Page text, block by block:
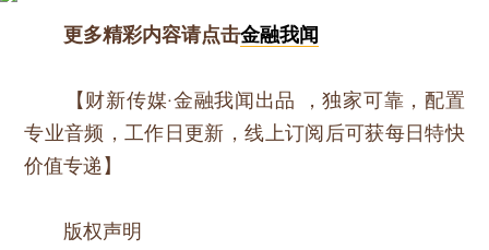
更多精彩内容请点击金融我闻
【财新传媒·金融我闻出品 ，独家可靠，配置
专业音频，工作日更新，线上订阅后可获每日特快
价值专递】
版权声明